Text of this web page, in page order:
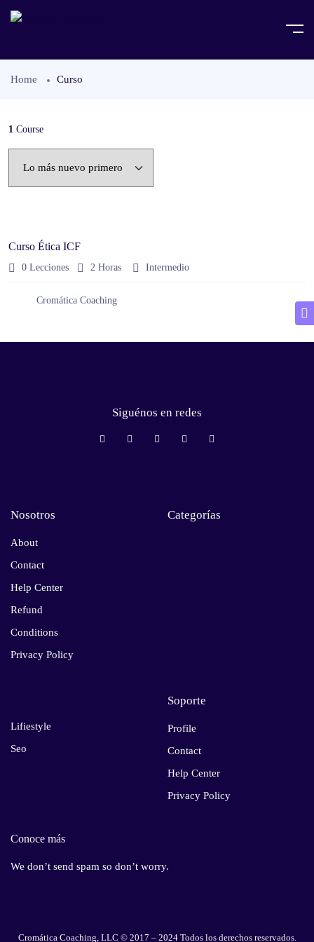
Home Curso
1 Course
Curso Ética ICF
0 Lecciones 2 Horas Intermedio
Cromática Coaching
Siguénos en redes
Nosotros
About
Contact
Help Center
Refund
Conditions
Privacy Policy
Categorías
Lifiestyle
Seo
Soporte
Profile
Contact
Help Center
Privacy Policy
Conoce más
We don’t send spam so don’t worry.
Cromática Coaching, LLC © 2017 – 2024 Todos los derechos reservados.